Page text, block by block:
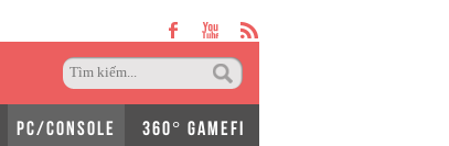
PC/CONSOLE 360° GAMEFI